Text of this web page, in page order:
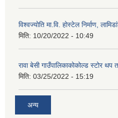
विश्वज्योति मा.वि. होस्टेल निर्माण,
मिति: 10/20/2022 - 10:49
रावा बेसी गाउँपालिकाकोकोल्ड स्टोर थप
मिति: 03/25/2022 - 15:19
अन्य